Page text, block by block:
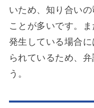
いため、知り合い
ことが多いです。
発生している場合
られているため、
う。